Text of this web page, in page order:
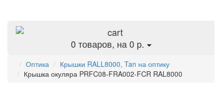
0 товаров, на 0 р.
Оптика
Крышки RALL8000, Tan на оптику
Крышка окуляра PRFC08-FRA002-FCR RAL8000